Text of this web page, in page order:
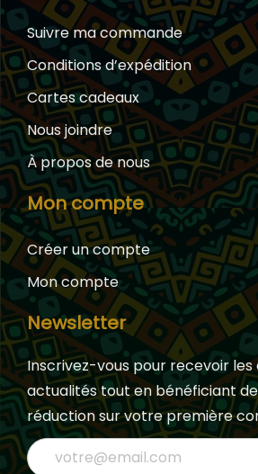
Suivre ma commande
Conditions d’expédition
Cartes cadeaux
Nous joindre
À propos de nous
Mon compte
Créer un compte
Mon compte
Newsletter
Inscrivez-vous pour recevoir les
actualités tout en bénéficiant de
réduction sur votre première